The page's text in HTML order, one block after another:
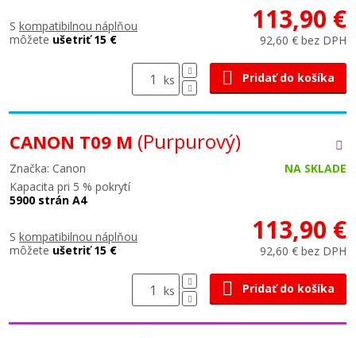
S kompatibilnou náplňou
môžete ušetriť 15 €
113,90 €
92,60 € bez DPH
ks Pridať do košíka
CANON T09 M (Purpurový)
Značka: Canon
NA SKLADE
Kapacita pri 5 % pokrytí
5900 strán A4
S kompatibilnou náplňou
môžete ušetriť 15 €
113,90 €
92,60 € bez DPH
ks Pridať do košíka